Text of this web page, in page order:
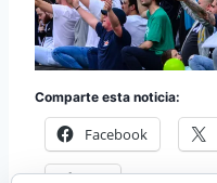
Comparte esta noticia:
Facebook